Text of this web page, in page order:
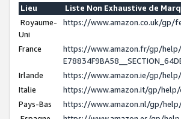
Lieu
Liste Non Exhaustive de
Royaume-
Uni
https://www.amazon.co.uk/gp/
France
https://www.amazon.fr/gp/
Irlande
https://www.amazon.ie/gp/help/
Italie
https://www.amazon.it/gp/
Pays-Bas
https://www.amazon.nl/gp/